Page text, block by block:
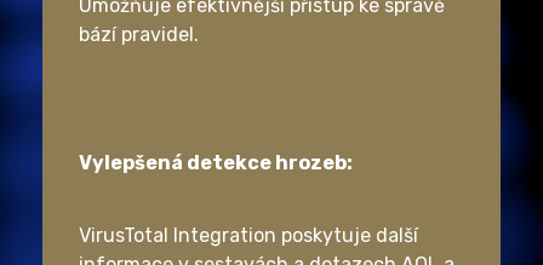
Umožňuje efektivnější přístup ke správě
bází pravidel.
Vylepšená detekce hrozeb:
VirusTotal Integration poskytuje další